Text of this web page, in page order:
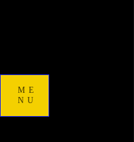
ME
NU